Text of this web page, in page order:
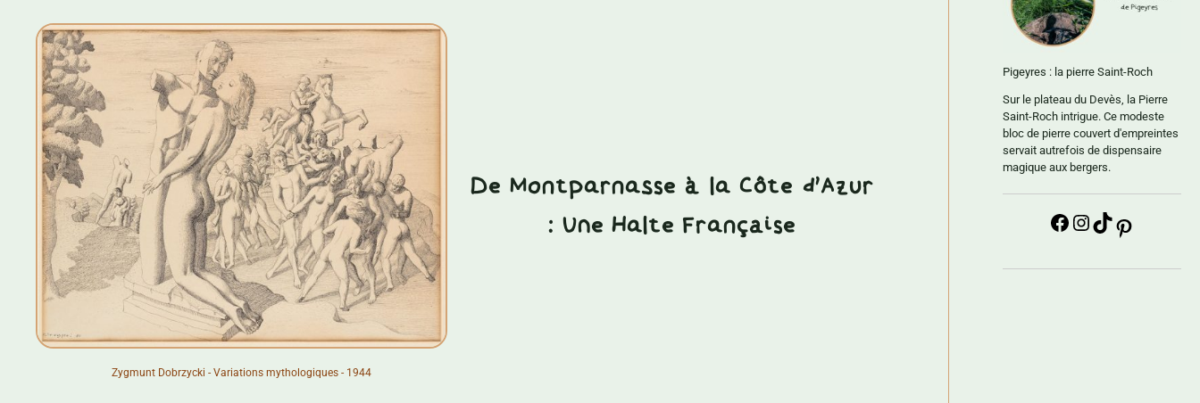
Zygmunt Dobrzycki - Variations mythologiques - 1944
De Montparnasse à la Côte d'Azur
: Une Halte Française
Pigeyres : la pierre Saint-Roch
Sur le plateau du Devès, la Pierre
Saint-Roch intrigue. Ce modeste
bloc de pierre couvert d'empreintes
servait autrefois de dispensaire
magique aux bergers.